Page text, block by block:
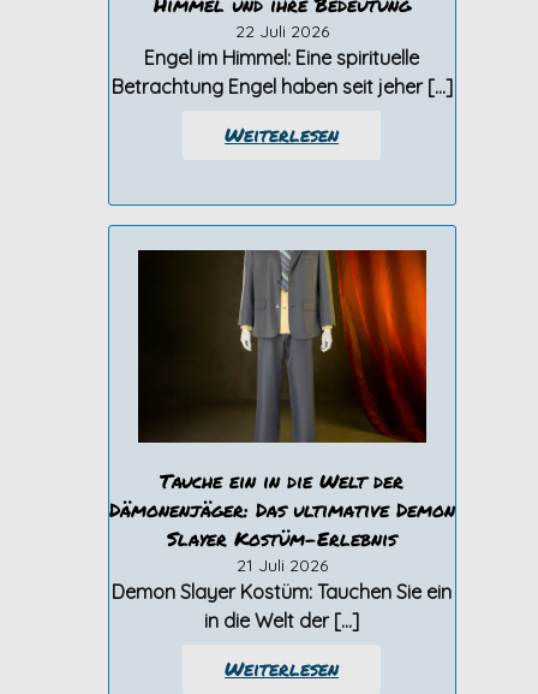
22 Juli 2026
Engel im Himmel: Eine spirituelle
Betrachtung Engel haben seit jeher […]
Weiterlesen
Tauche ein in die Welt der
Dämonenjäger: Das ultimative Demon
Slayer Kostüm-Erlebnis
21 Juli 2026
Demon Slayer Kostüm: Tauchen Sie ein
in die Welt der […]
Weiterlesen